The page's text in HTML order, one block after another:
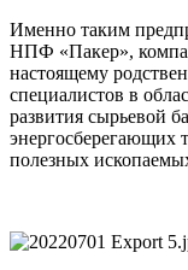
Именно таким
НПФ «Пакер»,
настоящему
специалистов в
развития сырьевой
энергосберегающих
полезных